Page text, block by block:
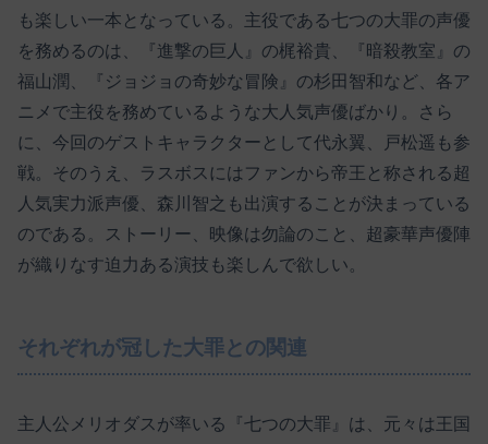
も楽しい一本となっている。主役である七つの大罪の声優
を務めるのは、『進撃の巨人』の梶裕貴、『暗殺教室』の
福山潤、『ジョジョの奇妙な冒険』の杉田智和など、各ア
ニメで主役を務めているような大人気声優ばかり。さら
に、今回のゲストキャラクターとして代永翼、戸松遥も参
戦。そのうえ、ラスボスにはファンから帝王と称される超
人気実力派声優、森川智之も出演することが決まっている
のである。ストーリー、映像は勿論のこと、超豪華声優陣
が織りなす迫力ある演技も楽しんで欲しい。
それぞれが冠した大罪との関連
主人公メリオダスが率いる『七つの大罪』は、元々は王国